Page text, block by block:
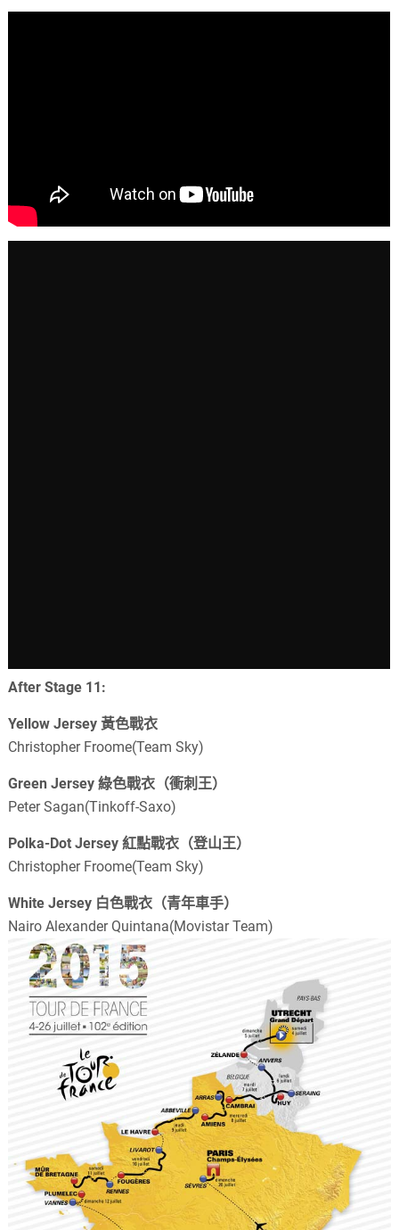
After Stage 11:
Yellow Jersey 黃色戰衣
Christopher Froome(Team Sky)
Green Jersey 綠色戰衣（衝刺王）
Peter Sagan(Tinkoff-Saxo)
Polka-Dot Jersey 紅點戰衣（登山王）
Christopher Froome(Team Sky)
White Jersey 白色戰衣（青年車手）
Nairo Alexander Quintana(Movistar Team)